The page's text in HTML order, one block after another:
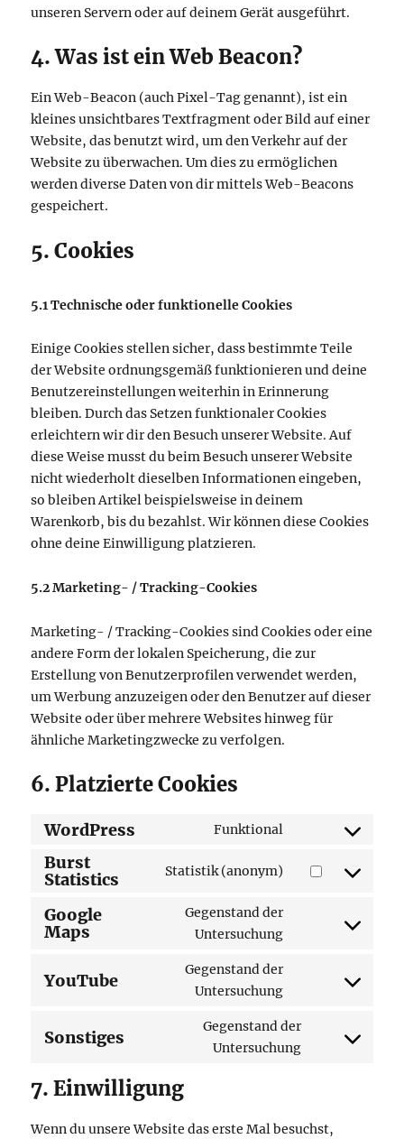
unseren Servern oder auf deinem Gerät ausgeführt.
4. Was ist ein Web Beacon?
Ein Web-Beacon (auch Pixel-Tag genannt), ist ein
kleines unsichtbares Textfragment oder Bild auf einer
Website, das benutzt wird, um den Verkehr auf der
Website zu überwachen. Um dies zu ermöglichen
werden diverse Daten von dir mittels Web-Beacons
gespeichert.
5. Cookies
5.1 Technische oder funktionelle Cookies
Einige Cookies stellen sicher, dass bestimmte Teile
der Website ordnungsgemäß funktionieren und deine
Benutzereinstellungen weiterhin in Erinnerung
bleiben. Durch das Setzen funktionaler Cookies
erleichtern wir dir den Besuch unserer Website. Auf
diese Weise musst du beim Besuch unserer Website
nicht wiederholt dieselben Informationen eingeben,
so bleiben Artikel beispielsweise in deinem
Warenkorb, bis du bezahlst. Wir können diese Cookies
ohne deine Einwilligung platzieren.
5.2 Marketing- / Tracking-Cookies
Marketing- / Tracking-Cookies sind Cookies oder eine
andere Form der lokalen Speicherung, die zur
Erstellung von Benutzerprofilen verwendet werden,
um Werbung anzuzeigen oder den Benutzer auf dieser
Website oder über mehrere Websites hinweg für
ähnliche Marketingzwecke zu verfolgen.
6. Platzierte Cookies
WordPress Funktional
Burst
Statistics
Statistik (anonym)
Consent
Google
Maps
Gegenstand der
Untersuchung
maps
YouTube
Gegenstand der
Untersuchung
service
youtube
Sonstiges
Gegenstand der
Untersuchung
Consent
7. Einwilligung
Wenn du unsere Website das erste Mal besuchst,